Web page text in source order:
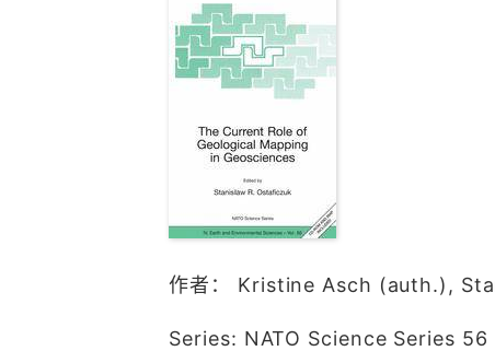
作者： Kristine Asch (auth.),
Series: NATO Science Series 56